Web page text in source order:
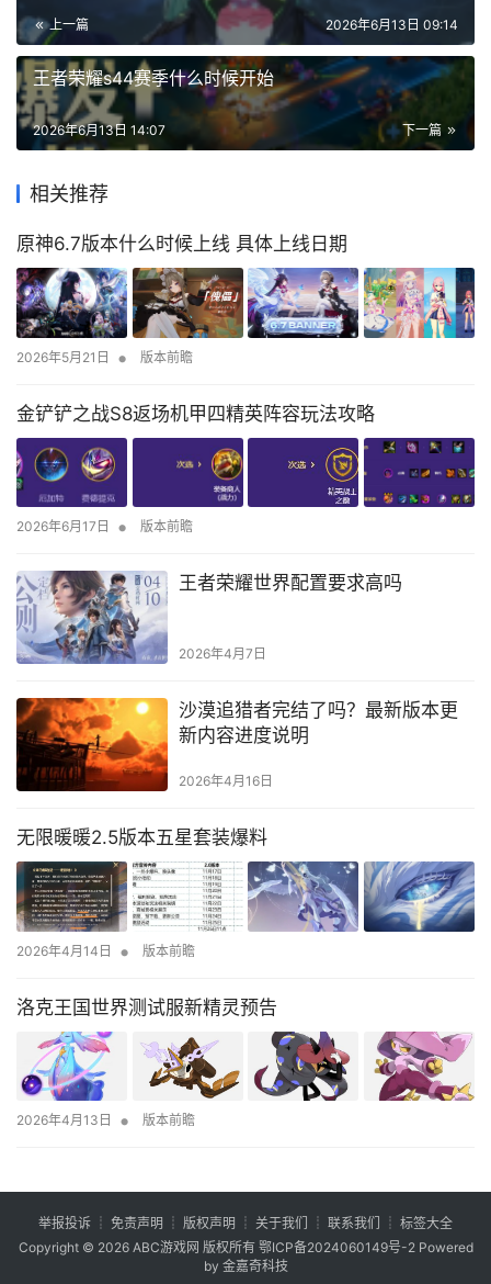
上一篇 2026年6月13日 09:14
王者荣耀s44赛季什么时候开始
下一篇
2026年6月13日 14:07
相关推荐
原神6.7版本什么时候上线 具体上线日期
2026年5月21日 • 版本前瞻
金铲铲之战S8返场机甲四精英阵容玩法攻略
2026年6月17日 • 版本前瞻
王者荣耀世界配置要求高吗
2026年4月7日
沙漠追猎者完结了吗？最新版本更
新内容进度说明
2026年4月16日
无限暖暖2.5版本五星套装爆料
2026年4月14日 • 版本前瞻
洛克王国世界测试服新精灵预告
2026年4月13日 • 版本前瞻
举报投诉 ┊ 免责声明 ┊ 版权声明 ┊ 关于我们 ┊ 联系我们 ┊ 标签大全
Copyright © 2026 ABC游戏网 版权所有 鄂ICP备2024060149号-2Powered
by 金嘉奇科技